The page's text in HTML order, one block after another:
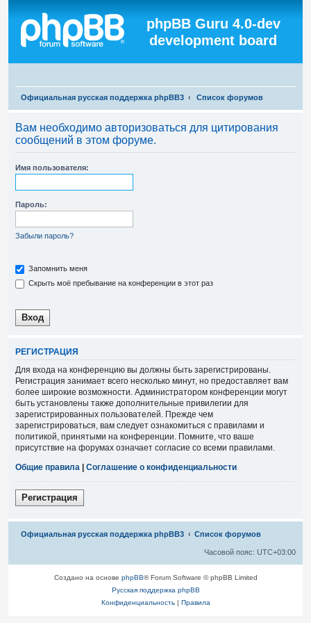
phpBB Guru 4.0-dev
development board
Официальная русская поддержка phpBB3 Список форумов
Вам необходимо авторизоваться для цитирования
сообщений в этом форуме.
Имя пользователя:
Пароль:
Забыли пароль?
Запомнить меня
Скрыть моё пребывание на конференции в этот раз
РЕГИСТРАЦИЯ
Для входа на конференцию вы должны быть зарегистрированы.
Регистрация занимает всего несколько минут, но предоставляет вам
более широкие возможности. Администратором конференции могут
быть установлены также дополнительные привилегии для
зарегистрированных пользователей. Прежде чем
зарегистрироваться, вам следует ознакомиться с правилами и
политикой, принятыми на конференции. Помните, что ваше
присутствие на форумах означает согласие со всеми правилами.
Общие правила
Соглашение о конфиденциальности
Регистрация
Официальная русская поддержка phpBB3 Список форумов
Часовой пояс: UTC+03:00
Связаться с
Создано на основе phpBB® Forum Software © phpBB Limited
Русская поддержка phpBB
Конфиденциальность| Правила